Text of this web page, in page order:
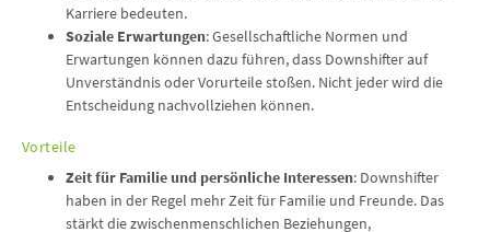
Karriere bedeuten.
Soziale Erwartungen: Gesellschaftliche Normen und
Erwartungen können dazu führen, dass Downshifter auf
Unverständnis oder Vorurteile stoßen. Nicht jeder wird die
Entscheidung nachvollziehen können.
Vorteile
Zeit für Familie und persönliche Interessen: Downshifter
haben in der Regel mehr Zeit für Familie und Freunde. Das
stärkt die zwischenmenschlichen Beziehungen,